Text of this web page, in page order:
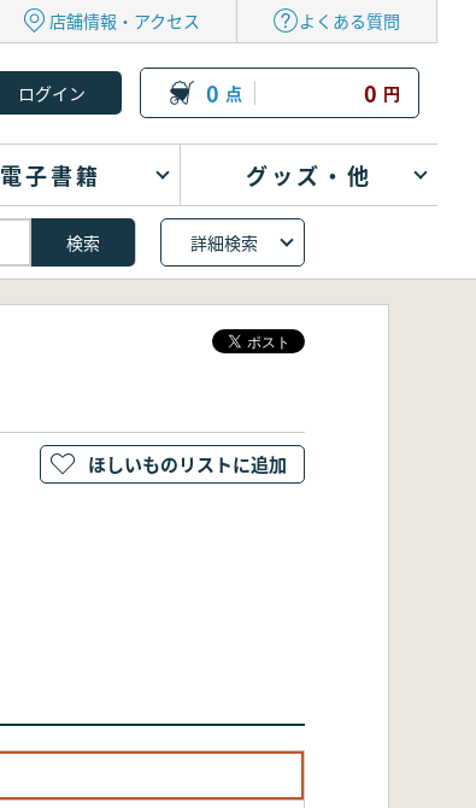
店舗情報・アクセス よくある質問
0 点 0 円
電子書籍 グッズ・他
詳細検索
ほしいものリストに追加